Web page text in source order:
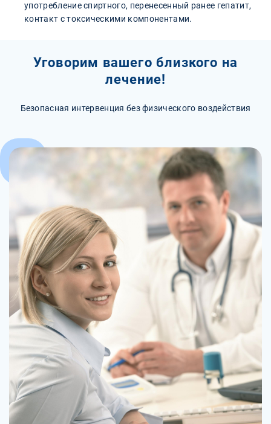
употребление спиртного, перенесенный ранее гепатит,
контакт с токсическими компонентами.
Уговорим вашего близкого на
лечение!
Безопасная интервенция без физического воздействия